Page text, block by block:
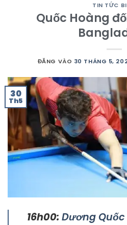
TIN TỨC
Quốc Hoàng
ĐĂNG VÀO 30 THÁNG 5,
30
Th5
16h00: Dương